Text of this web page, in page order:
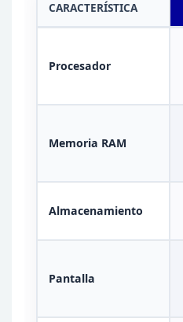
CARACTERÍSTICA
Procesador
Memoria RAM
Almacenamiento
Pantalla